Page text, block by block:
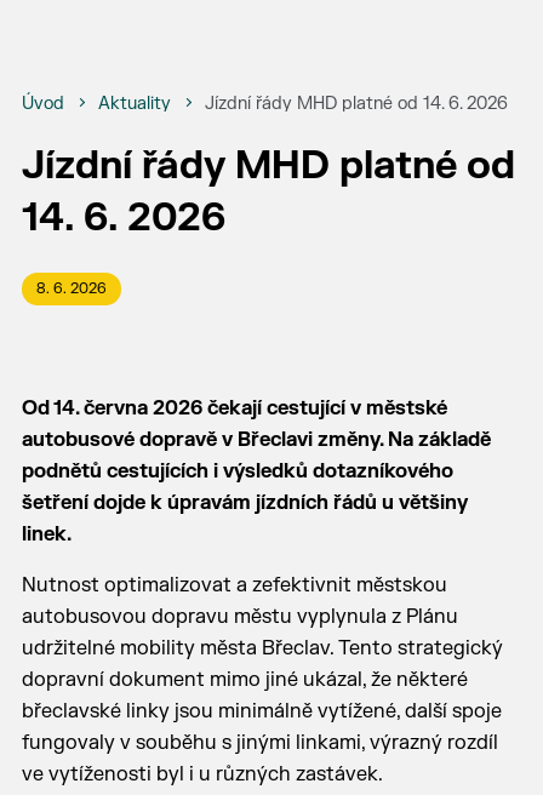
Úvod Aktuality Jízdní řády MHD platné od 14. 6. 2026
Jízdní řády MHD platné od
14. 6. 2026
8. 6. 2026
Od 14. června 2026 čekají cestující v městské
autobusové dopravě v Břeclavi změny. Na základě
podnětů cestujících i výsledků dotazníkového
šetření dojde k úpravám jízdních řádů u většiny
linek.
Nutnost optimalizovat a zefektivnit městskou
autobusovou dopravu městu vyplynula z Plánu
udržitelné mobility města Břeclav. Tento strategický
dopravní dokument mimo jiné ukázal, že některé
břeclavské linky jsou minimálně vytížené, další spoje
fungovaly v souběhu s jinými linkami, výrazný rozdíl
ve vytíženosti byl i u různých zastávek.